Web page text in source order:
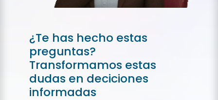
¿Te has hecho estas
preguntas?
Transformamos estas
dudas en deciciones
informadas